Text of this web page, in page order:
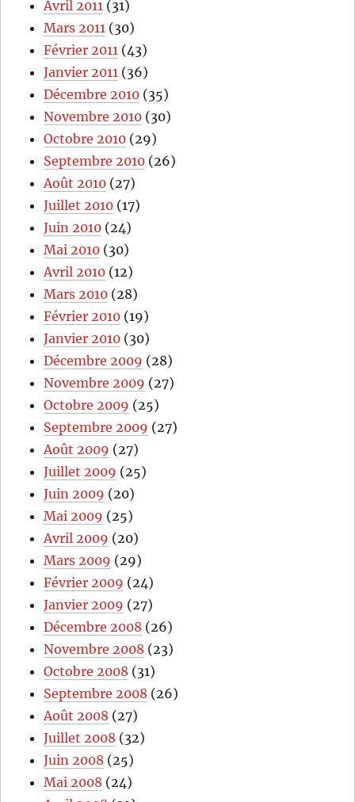
Avril 2011 (31)
Mars 2011 (30)
Février 2011 (43)
Janvier 2011 (36)
Décembre 2010 (35)
Novembre 2010 (30)
Octobre 2010 (29)
Septembre 2010 (26)
Août 2010 (27)
Juillet 2010 (17)
Juin 2010 (24)
Mai 2010 (30)
Avril 2010 (12)
Mars 2010 (28)
Février 2010 (19)
Janvier 2010 (30)
Décembre 2009 (28)
Novembre 2009 (27)
Octobre 2009 (25)
Septembre 2009 (27)
Août 2009 (27)
Juillet 2009 (25)
Juin 2009 (20)
Mai 2009 (25)
Avril 2009 (20)
Mars 2009 (29)
Février 2009 (24)
Janvier 2009 (27)
Décembre 2008 (26)
Novembre 2008 (23)
Octobre 2008 (31)
Septembre 2008 (26)
Août 2008 (27)
Juillet 2008 (32)
Juin 2008 (25)
Mai 2008 (24)